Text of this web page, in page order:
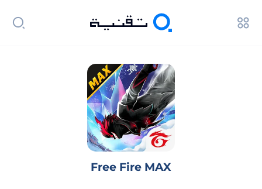
Free Fire MAX